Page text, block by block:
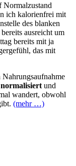
Normalzustand
ich kalorienfrei mit
des blanken
ausreicht um
bereits mit ja
das mit
Nahrungsaufnahme
und
wandert, obwohl
(mehr …)